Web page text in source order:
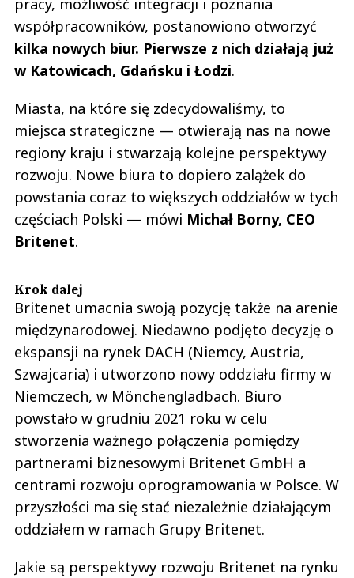
pracy, możliwość integracji i poznania
współpracowników, postanowiono otworzyć
kilka nowych biur. Pierwsze z nich działają już
w Katowicach, Gdańsku i Łodzi.
Miasta, na które się zdecydowaliśmy, to
miejsca strategiczne — otwierają nas na nowe
regiony kraju i stwarzają kolejne perspektywy
rozwoju. Nowe biura to dopiero zalążek do
powstania coraz to większych oddziałów w tych
częściach Polski — mówi Michał Borny, CEO
Britenet.
Krok dalej
Britenet umacnia swoją pozycję także na arenie
międzynarodowej. Niedawno podjęto decyzję o
ekspansji na rynek DACH (Niemcy, Austria,
Szwajcaria) i utworzono nowy oddziału firmy w
Niemczech, w Mönchengladbach. Biuro
powstało w grudniu 2021 roku w celu
stworzenia ważnego połączenia pomiędzy
partnerami biznesowymi Britenet GmbH a
centrami rozwoju oprogramowania w Polsce. W
przyszłości ma się stać niezależnie działającym
oddziałem w ramach Grupy Britenet.
Jakie są perspektywy rozwoju Britenet na rynku